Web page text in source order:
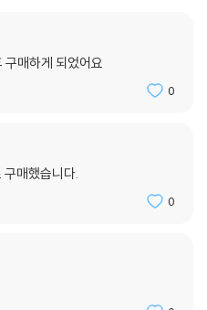
구매하게 되었어요
0
매했습니다.
0